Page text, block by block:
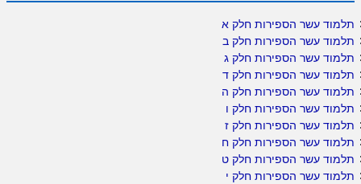
תלמוד עשר הספירות חלק א
תלמוד עשר הספירות חלק ב
תלמוד עשר הספירות חלק ג
תלמוד עשר הספירות חלק ד
תלמוד עשר הספירות חלק ה
תלמוד עשר הספירות חלק ו
תלמוד עשר הספירות חלק ז
תלמוד עשר הספירות חלק ח
תלמוד עשר הספירות חלק ט
תלמוד עשר הספירות חלק י